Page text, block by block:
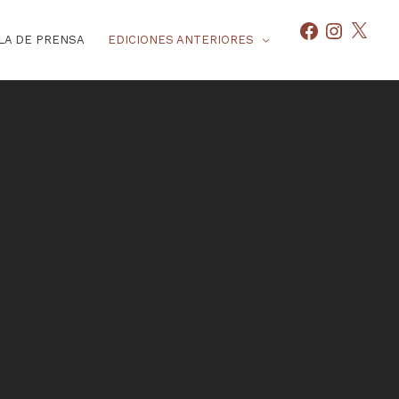
DE PRENSA EDICIONES ANTERIORES
FacebookInstagram
X